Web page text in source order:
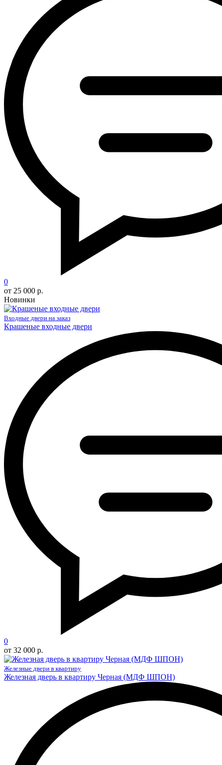
0
от 25 000 р.
Новинки
Входные двери на заказ
Крашеные входные двери
0
от 32 000 р.
Железные двери в квартиру
Железная дверь в квартиру Черная (МДФ ШПОН)